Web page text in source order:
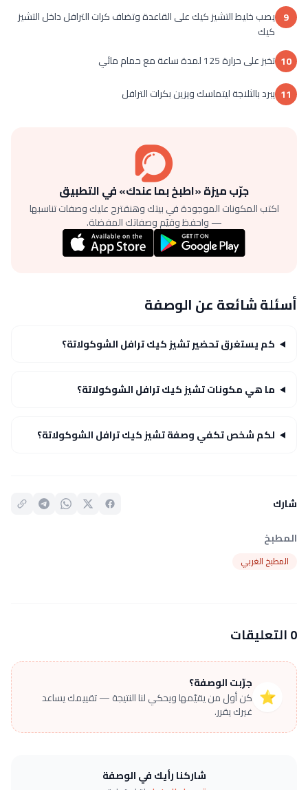
9 يصب خليط التشيز كيك على القاعدة وتضاف كرات الترافل داخل التشيز
كيك
10 تخبز على حرارة 125 لمدة ساعة مع حمام مائي
11 يبرد بالثلاجة ليتماسك ويزين بكرات الترافل
جرّب ميزة «اطبخ بما عندك» في التطبيق
اكتب المكونات الموجودة في بيتك وهنقترح عليك وصفات تناسبها
— واحفظ وقيّم وصفاتك المفضلة.
أسئلة شائعة عن الوصفة
كم يستغرق تحضير تشيز كيك ترافل الشوكولاتة؟
ما هي مكونات تشيز كيك ترافل الشوكولاتة؟
لكم شخص تكفي وصفة تشيز كيك ترافل الشوكولاتة؟
شارك
المطبخ
المطبخ الغربي
0 التعليقات
⭐
جرّبت الوصفة؟
كن أول من يقيّمها ويحكي لنا النتيجة — تقييمك يساعد
غيرك يقرر.
شاركنا رأيك في الوصفة